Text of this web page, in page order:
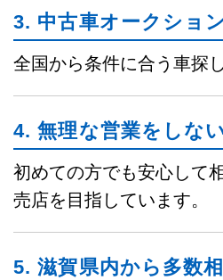
3. 中古車オークショ
全国から条件に合う車探
4. 無理な営業をしな
初めての方でも安心して
売店を目指しています。
5. 滋賀県内から多数